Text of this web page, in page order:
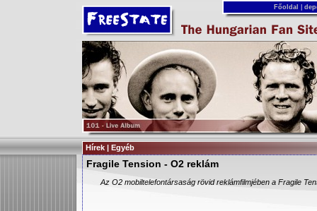
Főoldal
Hírek | Egyéb
Fragile Tension - O2 reklám
Az O2 mobiltelefontársaság rövid reklámfilmjében a Fragile